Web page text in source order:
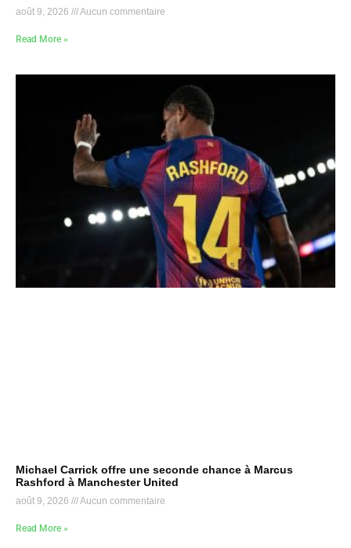
août 9, 2026 Aucun commentaire
Read More »
Michael Carrick offre une seconde chance à Marcus
Rashford à Manchester United
août 9, 2026 Aucun commentaire
Read More »